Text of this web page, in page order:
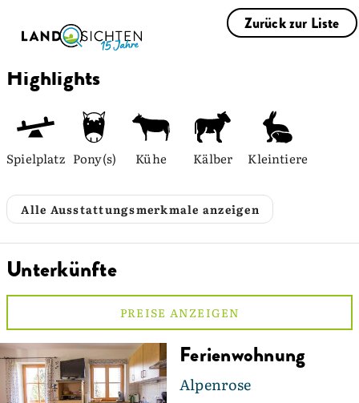
Zurück zur Liste
Highlights
Spielplatz Pony(s) Kühe Kälber Kleintiere
Alle Ausstattungsmerkmale anzeigen
Unterkünfte
PREISE ANZEIGEN
Ferienwohnung
Alpenrose